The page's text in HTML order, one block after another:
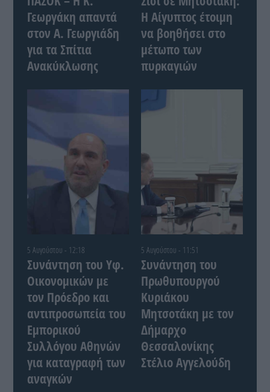
Γεωργάκη απαντά
στον Α. Γεωργιάδη
για τα Σπίτια
Ανακύκλωσης
Η Αίγυπτος έτοιμη
να βοηθήσει στο
μέτωπο των
πυρκαγιών
5 Αυγούστου - 12:18
Συνάντηση του Yφ.
Οικονομικών με
τον Πρόεδρο και
αντιπροσωπεία του
Εμπορικού
Συλλόγου Αθηνών
για καταγραφή των
αναγκών
5 Αυγούστου - 11:51
Συνάντηση του
Πρωθυπουργού
Κυριάκου
Μητσοτάκη με τον
Δήμαρχο
Θεσσαλονίκης
Στέλιο Αγγελούδη